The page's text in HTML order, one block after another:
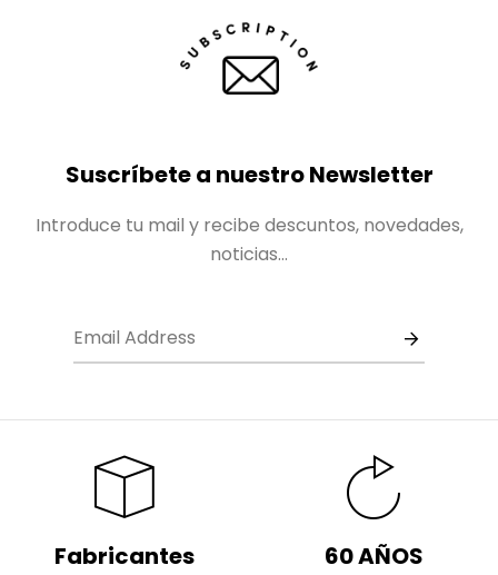
Suscríbete a nuestro Newsletter
Introduce tu mail y recibe descuntos, novedades,
noticias...
Fabricantes 60 AÑOS